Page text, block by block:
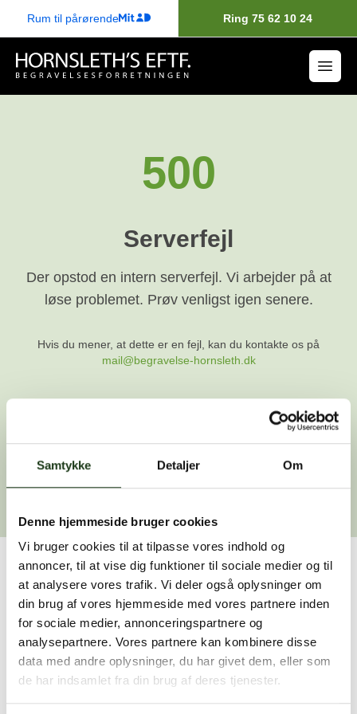
Samtykke Detaljer Om
Denne hjemmeside bruger cookies
Vi bruger cookies til at tilpasse vores indhold og
annoncer, til at vise dig funktioner til sociale medier og til
at analysere vores trafik. Vi deler også oplysninger om
din brug af vores hjemmeside med vores partnere inden
for sociale medier, annonceringspartnere og
analysepartnere. Vores partnere kan kombinere disse
data med andre oplysninger, du har givet dem, eller som
de har indsamlet fra din brug af deres tjenester.
Rum til pårørende Ring 75 62 10 24
500
Serverfejl
Der opstod en intern serverfejl. Vi arbejder på at
løse problemet. Prøv venligst igen senere.
Hvis du mener, at dette er en fejl, kan du kontakte os på
mail@begravelse-hornsleth.dk
Gå tilbage
Har du brug for hjælp?
Vi er her for at hjælpe dig. Du er velkommen til at kontakte
os, hvis du har spørgsmål eller brug for assistance.
59 45 10 14
Find nærmeste afdeling